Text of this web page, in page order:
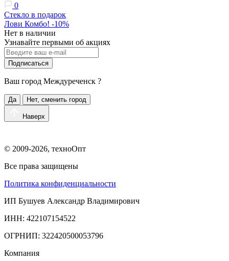
0
Стекло в подарок
Лови Комбо! -10%
Нет в наличии
Узнавайте первыми об акциях
Подписаться
Ваш город Междуреченск ?
Да Нет, сменить город
Наверх
© 2009-2026, техноОпт
Все права защищены
Политика конфиденциальности
ИП Бушуев Александр Владимирович
ИНН: 422107154522
ОГРНИП: 322420500053796
Компания